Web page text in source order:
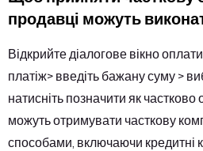
продавці можуть
Відкрийте діалогове вікно
платіж> введіть бажану суму >
натисніть позначити як
можуть отримувати часткову
способами, включаючи кредитні